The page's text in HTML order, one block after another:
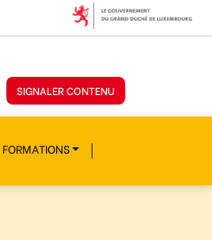
SIGNALER CONTENU
FORMATIONS